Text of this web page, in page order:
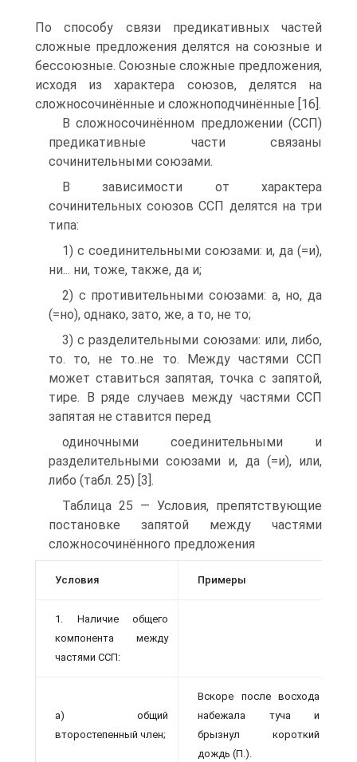
По способу связи предикативных частей
сложные предложения делятся на союзные и
бессоюзные. Союзные сложные предложения,
исходя из характера союзов, делятся на
сложносочинённые и сложноподчинённые [16].
В сложносочинённом предложении (ССП)
предикативные части связаны
сочинительными союзами.
В зависимости от характера
сочинительных союзов ССП делятся на три
типа:
1) с соединительными союзами: и, да (=и),
ни... ни, тоже, также, да и;
2) с противительными союзами: а, но, да
(=но), однако, зато, же, а то, не то;
3) с разделительными союзами: или, либо,
то. то, не то..не то. Между частями ССП
может ставиться запятая, точка с запятой,
тире. В ряде случаев между частями ССП
запятая не ставится перед
одиночными соединительными и
разделительными союзами и, да (=и), или,
либо (табл. 25) [3].
Таблица 25 — Условия, препятствующие
постановке запятой между частями
сложносочинённого предложения
Условия Примеры
1. Наличие общего
компонента между
частями ССП:
а) общий
второстепенный член;
Вскоре после восхода
набежала туча и
брызнул короткий
дождь (П.).